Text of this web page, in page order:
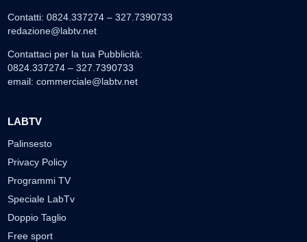
Contatti: 0824.337274 – 327.7390733
redazione@labtv.net
Contattaci per la tua Pubblicità:
0824.337274 – 327.7390733
email: commerciale@labtv.net
LABTV
Palinsesto
Privacy Policy
Programmi TV
Speciale LabTv
Doppio Taglio
Free sport